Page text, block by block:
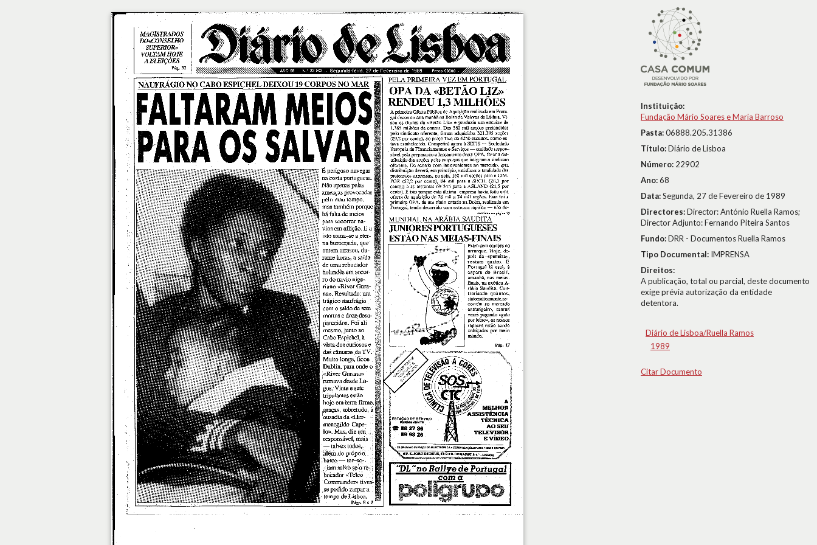
Instituição:
Fundação Mário Soares e Maria Barroso
Pasta:06888.205.31386
Título:Diário de Lisboa
Número: 22902
Ano:68
Data:Segunda, 27 de Fevereiro de 1989
Directores:Director: António Ruella Ramos;
Director Adjunto: Fernando Piteira Santos
Fundo:DRR - Documentos Ruella Ramos
Tipo Documental: IMPRENSA
Direitos:
A publicação, total ou parcial, deste documento
exige prévia autorização da entidade
detentora.
Diário de Lisboa/Ruella Ramos
1989
Citar Documento